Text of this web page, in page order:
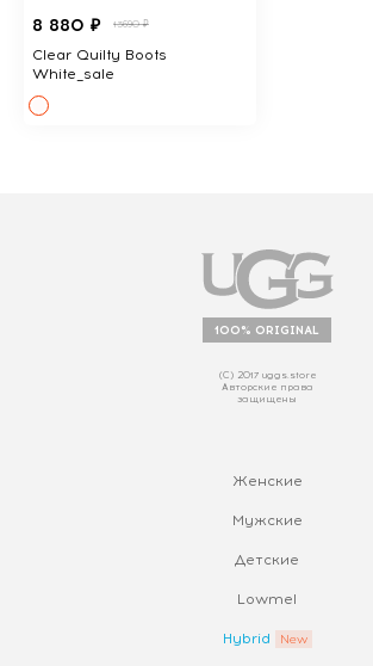
8 880 ₽ 13690 ₽
Clear Quilty Boots
White_sale
100% ORIGINAL
(С) 2017 uggs.store
Авторские права
защищены
Женские
Мужские
Детские
Lowmel
Hybrid